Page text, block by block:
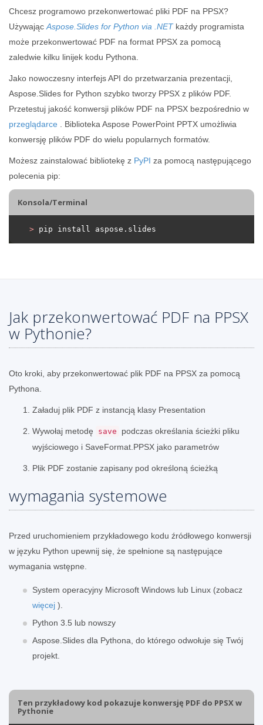
Chcesz programowo przekonwertować pliki PDF na PPSX?
Używając Aspose.Slides for Python via .NETkażdy programista
może przekonwertować PDF na format PPSX za pomocą
zaledwie kilku linijek kodu Pythona.
Jako nowoczesny interfejs API do przetwarzania prezentacji,
Aspose.Slides for Python szybko tworzy PPSX z plików PDF.
Przetestuj jakość konwersji plików PDF na PPSX bezpośrednio w
przeglądarce . Biblioteka Aspose PowerPoint PPTX umożliwia
konwersję plików PDF do wielu popularnych formatów.
Możesz zainstalować bibliotekę z PyPI za pomocą następującego
polecenia pip:
Konsola/Terminal
> pip install aspose.slides
Jak przekonwertować PDF na PPSX
w Pythonie?
Oto kroki, aby przekonwertować plik PDF na PPSX za pomocą
Pythona.
Załaduj plik PDF z instancją klasy Presentation
Wywołaj metodę save
podczas określania ścieżki pliku
wyjściowego i SaveFormat.PPSX jako parametrów
Plik PDF zostanie zapisany pod określoną ścieżką
wymagania systemowe
Przed uruchomieniem przykładowego kodu źródłowego konwersji
w języku Python upewnij się, że spełnione są następujące
wymagania wstępne.
System operacyjny Microsoft Windows lub Linux (zobacz
więcej ).
Python 3.5 lub nowszy
Aspose.Slides dla Pythona, do którego odwołuje się Twój
projekt.
Ten przykładowy kod pokazuje konwersję PDF do PPSX w
Pythonie